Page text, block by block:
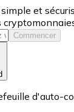
et
Commencer
d'auto-